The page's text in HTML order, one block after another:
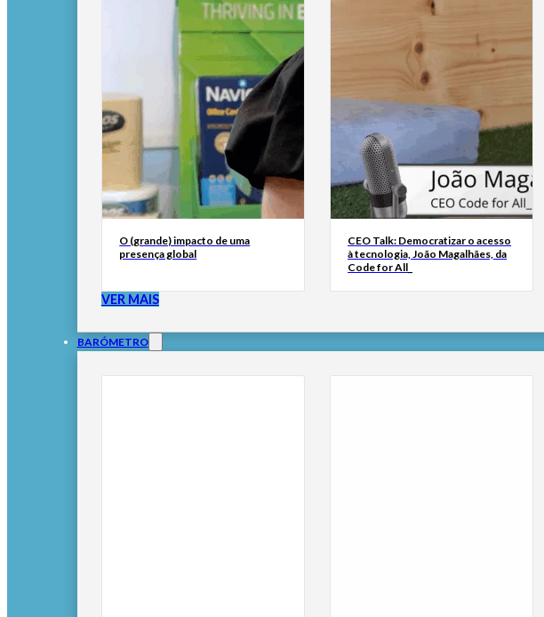
O (grande) impacto de uma
presença global
CEO Talk: Democratizar o acesso
à tecnologia, João Magalhães, da
Code for All_
VER MAIS
BARÓMETRO